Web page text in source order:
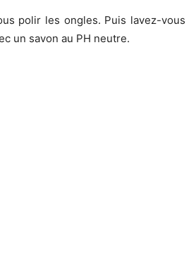
polir les ongles. Puis lavez-vous
un savon au PH neutre.